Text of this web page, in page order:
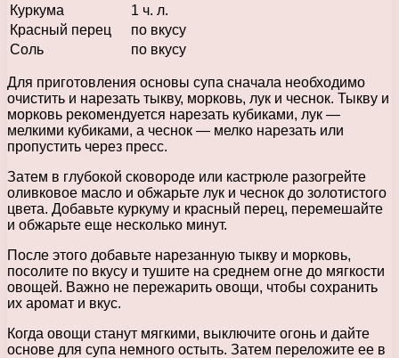
Куркума
1 ч. л.
Красный перец
по вкусу
Соль
по вкусу
Для приготовления основы супа сначала необходимо
очистить и нарезать тыкву, морковь, лук и чеснок. Тыкву и
морковь рекомендуется нарезать кубиками, лук —
мелкими кубиками, а чеснок — мелко нарезать или
пропустить через пресс.
Затем в глубокой сковороде или кастрюле разогрейте
оливковое масло и обжарьте лук и чеснок до золотистого
цвета. Добавьте куркуму и красный перец, перемешайте
и обжарьте еще несколько минут.
После этого добавьте нарезанную тыкву и морковь,
посолите по вкусу и тушите на среднем огне до мягкости
овощей. Важно не пережарить овощи, чтобы сохранить
их аромат и вкус.
Когда овощи станут мягкими, выключите огонь и дайте
основе для супа немного остыть. Затем переложите ее в